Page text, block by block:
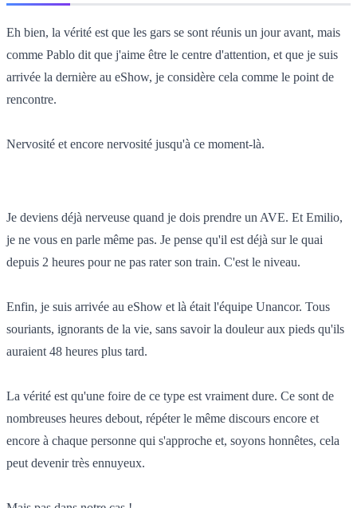
Eh bien, la vérité est que les gars se sont réunis un jour avant, mais
comme Pablo dit que j'aime être le centre d'attention, et que je suis
arrivée la dernière au eShow, je considère cela comme le point de
rencontre.
Nervosité et encore nervosité jusqu'à ce moment-là.
Je deviens déjà nerveuse quand je dois prendre un AVE. Et Emilio,
je ne vous en parle même pas. Je pense qu'il est déjà sur le quai
depuis 2 heures pour ne pas rater son train. C'est le niveau.
Enfin, je suis arrivée au eShow et là était l'équipe Unancor. Tous
souriants, ignorants de la vie, sans savoir la douleur aux pieds qu'ils
auraient 48 heures plus tard.
La vérité est qu'une foire de ce type est vraiment dure. Ce sont de
nombreuses heures debout, répéter le même discours encore et
encore à chaque personne qui s'approche et, soyons honnêtes, cela
peut devenir très ennuyeux.